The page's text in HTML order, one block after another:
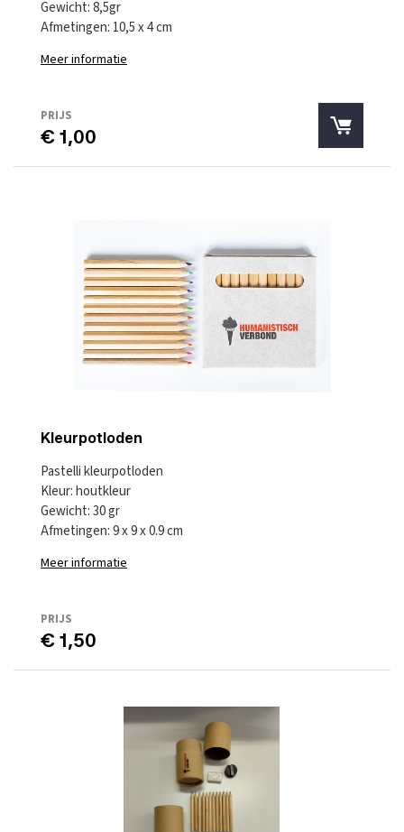
Gewicht: 8,5gr
Afmetingen: 10,5 x 4 cm
Meer informatie
PRIJS
€ 1,00
Kleurpotloden
Pastelli kleurpotloden
Kleur: houtkleur
Gewicht: 30 gr
Afmetingen: 9 x 9 x 0.9 cm
Meer informatie
PRIJS
€ 1,50